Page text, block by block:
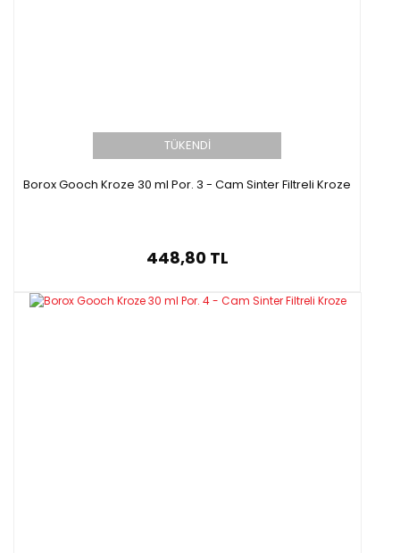
TÜKENDİ
Borox Gooch Kroze 30 ml Por. 3 - Cam Sinter Filtreli Kroze
448,80 TL